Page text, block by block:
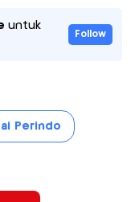
untuk
Follow
Perindo